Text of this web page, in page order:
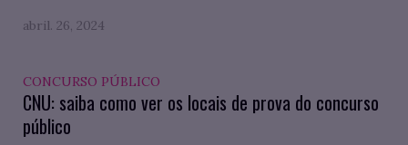
abril. 26, 2024
CONCURSO PÚBLICO
CNU: saiba como ver os locais de prova do concurso
público